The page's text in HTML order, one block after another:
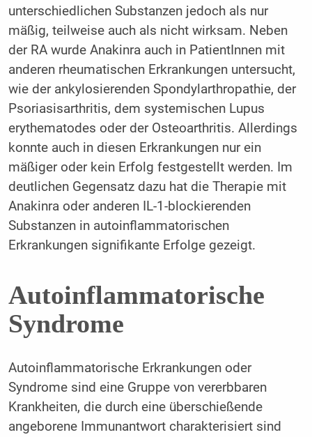
unterschiedlichen Substanzen jedoch als nur
mäßig, teilweise auch als nicht wirksam. Neben
der RA wurde Anakinra auch in PatientInnen mit
anderen rheumatischen Erkrankungen untersucht,
wie der ankylosierenden Spondylarthropathie, der
Psoriasisarthritis, dem systemischen Lupus
erythematodes oder der Osteoarthritis. Allerdings
konnte auch in diesen Erkrankungen nur ein
mäßiger oder kein Erfolg festgestellt werden. Im
deutlichen Gegensatz dazu hat die Therapie mit
Anakinra oder anderen IL-1-blockierenden
Substanzen in autoinflammatorischen
Erkrankungen signifikante Erfolge gezeigt.
Autoinflammatorische
Syndrome
Autoinflammatorische Erkrankungen oder
Syndrome sind eine Gruppe von vererbbaren
Krankheiten, die durch eine überschießende
angeborene Immunantwort charakterisiert sind